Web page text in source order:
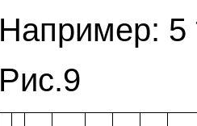
Например: 5
Рис.9